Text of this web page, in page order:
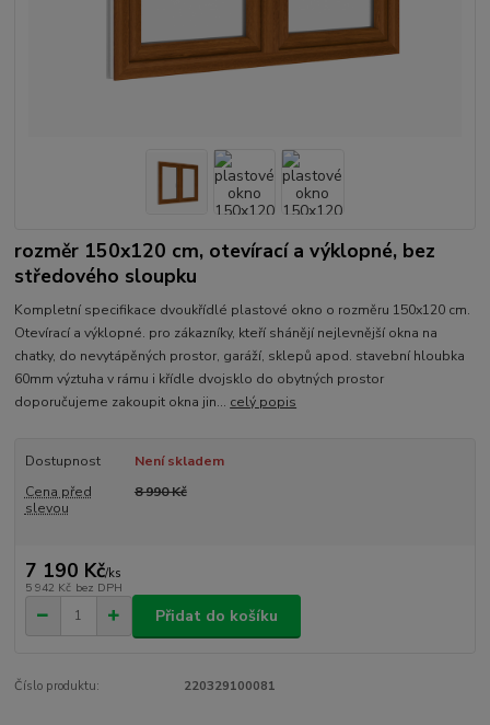
rozměr 150x120 cm, otevírací a výklopné, bez
středového sloupku
Kompletní specifikace dvoukřídlé plastové okno o rozměru 150x120 cm.
Otevírací a výklopné. pro zákazníky, kteří shánějí nejlevnější okna na
chatky, do nevytápěných prostor, garáží, sklepů apod. stavební hloubka
60mm výztuha v rámu i křídle dvojsklo do obytných prostor
doporučujeme zakoupit okna jin... celý popis
Dostupnost
Není skladem
Cena před
slevou
8 990 Kč
7 190 Kč/ks
5 942 Kč bez DPH
Přidat do košíku
Číslo produktu: 220329100081